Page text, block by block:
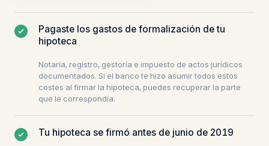
Pagaste los gastos de formalización de tu
hipoteca
Notaría, registro, gestoría e impuesto de actos jurídicos
documentados. Si el banco te hizo asumir todos estos
costes al firmar la hipoteca, puedes recuperar la parte
que le correspondía.
Tu hipoteca se firmó antes de junio de 2019